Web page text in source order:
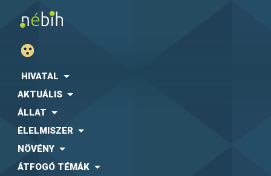
HIVATAL
AKTUÁLIS
ÁLLAT
ÉLELMISZER
NÖVÉNY
ÁTFOGÓ TÉMÁK